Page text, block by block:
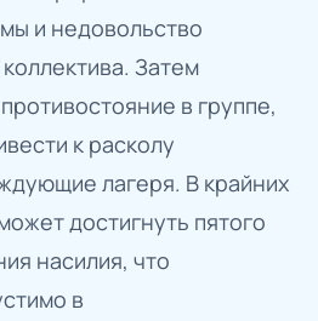
и недовольство
Затем
в группе,
к расколу
лагеря. В крайних
достигнуть пятого
насилия, что
в